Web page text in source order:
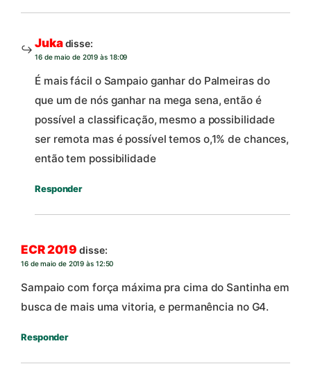
Jukadisse:
16 de maio de 2019 às 18:09
É mais fácil o Sampaio ganhar do Palmeiras do
que um de nós ganhar na mega sena, então é
possível a classificação, mesmo a possibilidade
ser remota mas é possível temos o,1% de chances,
então tem possibilidade
Responder
ECR 2019 disse:
16 de maio de 2019 às 12:50
Sampaio com força máxima pra cima do Santinha em
busca de mais uma vitoria, e permanência no G4.
Responder